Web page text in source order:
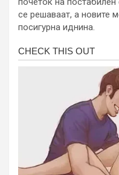
се решаваат, а новите
посигурна иднина.